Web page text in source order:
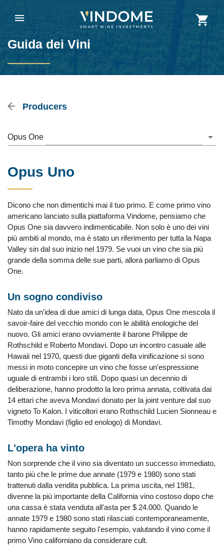
Guida dei Vini
Producers
Opus One
Opus Uno
Dicono che non dimentichi mai il tuo primo. E come primo vino
americano lanciato sulla piattaforma Vindome, pensiamo che
Opus One sia davvero indimenticabile. Non solo è uno dei vini
più ambiti al mondo, ma è stato un riferimento per tutta la Napa
Valley sin dal suo inizio nel 1979. Se vuoi un vino che sia più
grande della somma delle sue parti, allora parliamo di Opus
One.
Un sogno condiviso
Nato da un'idea di due amici di lunga data, Opus One mescola il
savoir-faire del vecchio mondo con le abilità enologiche del
nuovo. Gli amici erano ovviamente il barone Philippe de
Rothschild e Roberto Mondavi. Dopo un incontro casuale alle
Hawaii nel 1970, questi due giganti della vinificazione si sono
messi in moto concepire un vino che fosse un'espressione
uguale di entrambi i loro stili. Dopo quasi un decennio di
deliberazione, hanno prodotto la loro prima annata, coltivata dai
14 ettari che aveva Mondavi donato per la joint venture dal suo
vigneto To Kalon. I viticoltori erano Rothschild Lucien Sionneau e
Timothy Mondavi (figlio ed enologo) di Mondavi.
L'opera ha vinto
Non sorprende che il vino sia diventato un successo immediato,
tanto più che le prime due annate (1979 e 1980) sono stati
trattenuti dalla vendita pubblica. La prima uscita, nel 1981,
divenne la più importante della California vino costoso dopo che
una cassa è stata venduta all'asta per $ 24.000. Quando le
annate 1979 e 1980 sono stati rilasciati contemporaneamente,
hanno rapidamente seguito l'esempio, valutando il vino come il
primo Vino californiano da considerare cult.